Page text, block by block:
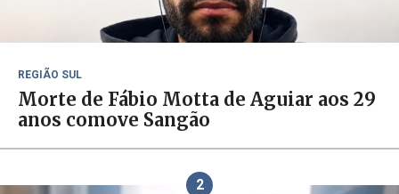
REGIÃO SUL
Morte de Fábio Motta de Aguiar aos 29
anos comove Sangão
2